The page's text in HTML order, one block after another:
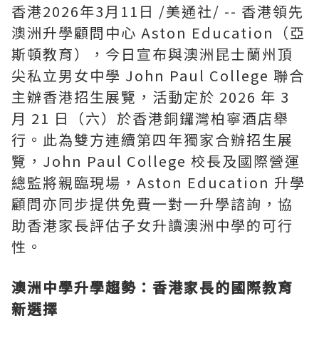
香港2026年3月11日 /美通社/ -- 香港領先
澳洲升學顧問中心 Aston Education（亞
斯頓教育），今日宣布與澳洲昆士蘭州頂
尖私立男女中學 John Paul College 聯合
主辦香港招生展覽，活動定於 2026 年 3
月 21 日（六）於香港銅鑼灣柏寧酒店舉
行。此為雙方連續第四年獨家合辦招生展
覽，John Paul College 校長及國際營運
總監將親臨現場，Aston Education 升學
顧問亦同步提供免費一對一升學諮詢，協
助香港家長評估子女升讀澳洲中學的可行
性。
澳洲中學升學趨勢：香港家長的國際教育
新選擇